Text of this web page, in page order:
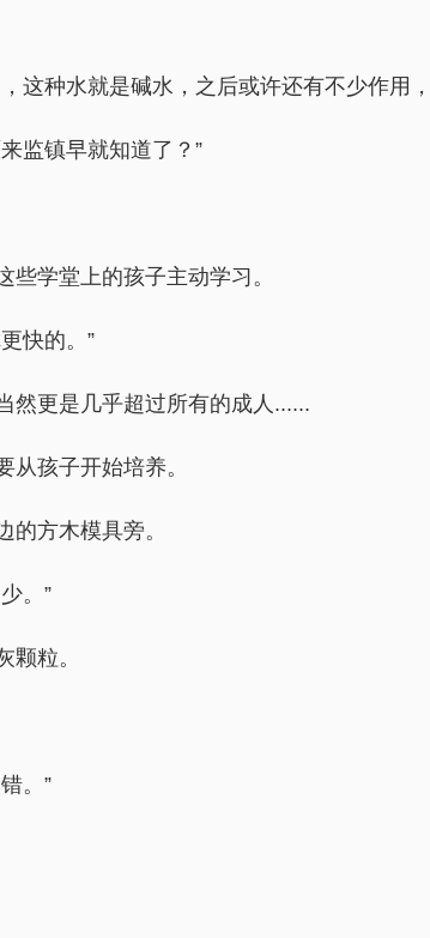
这种水就是碱水，之后或许还有不少作用
监镇早就知道了？”
学堂上的孩子主动学习。
快的。”
然更是几乎超过所有的成人......
孩子开始培养。
方木模具旁。
。”
粒。
。”